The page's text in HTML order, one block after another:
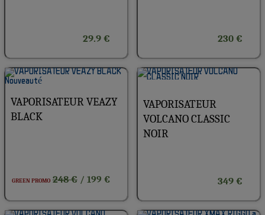
29.9 € 230 €
VAPORISATEUR VEAZY
BLACK
GREEN PROMO 248 €/ 199 €
VAPORISATEUR
VOLCANO CLASSIC
NOIR
349 €